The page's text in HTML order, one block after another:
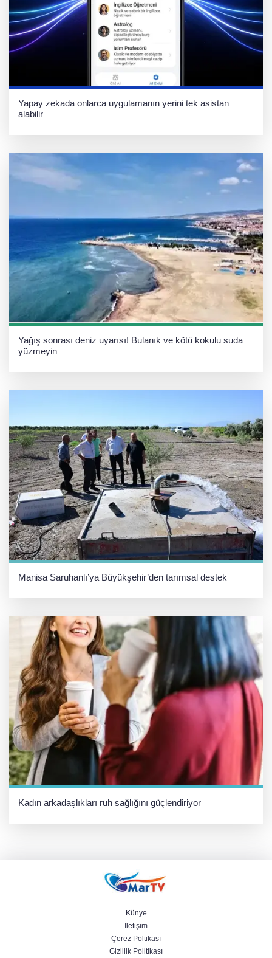
Yapay zekada onlarca uygulamanın yerini tek asistan
alabilir
Yağış sonrası deniz uyarısı! Bulanık ve kötü kokulu suda
yüzmeyin
Manisa Saruhanlı’ya Büyükşehir’den tarımsal destek
Kadın arkadaşlıkları ruh sağlığını güçlendiriyor
Künye
İletişim
Çerez Poltikası
Gizlilik Politikası